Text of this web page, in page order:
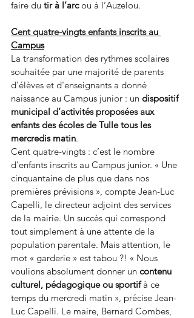
faire du tir à l’arc ou à l’Auzelou.
Cent quatre-vingts enfants inscrits au
Campus
La transformation des rythmes scolaires
souhaitée par une majorité de parents
d’élèves et d'enseignants a donné
naissance au Campus junior : un dispositif
municipal d’activités proposées aux
enfants des écoles de Tulle tous les
mercredis matin.
Cent quatre-vingts : c’est le nombre
d’enfants inscrits au Campus junior. « Une
cinquantaine de plus que dans nos
premières prévisions », compte Jean-Luc
Capelli, le directeur adjoint des services
de la mairie. Un succès qui correspond
tout simplement à une attente de la
population parentale. Mais attention, le
mot « garderie » est tabou ?! « Nous
voulions absolument donner un contenu
culturel, pédagogique ou sportif à ce
temps du mercredi matin », précise Jean-
Luc Capelli. Le maire, Bernard Combes,